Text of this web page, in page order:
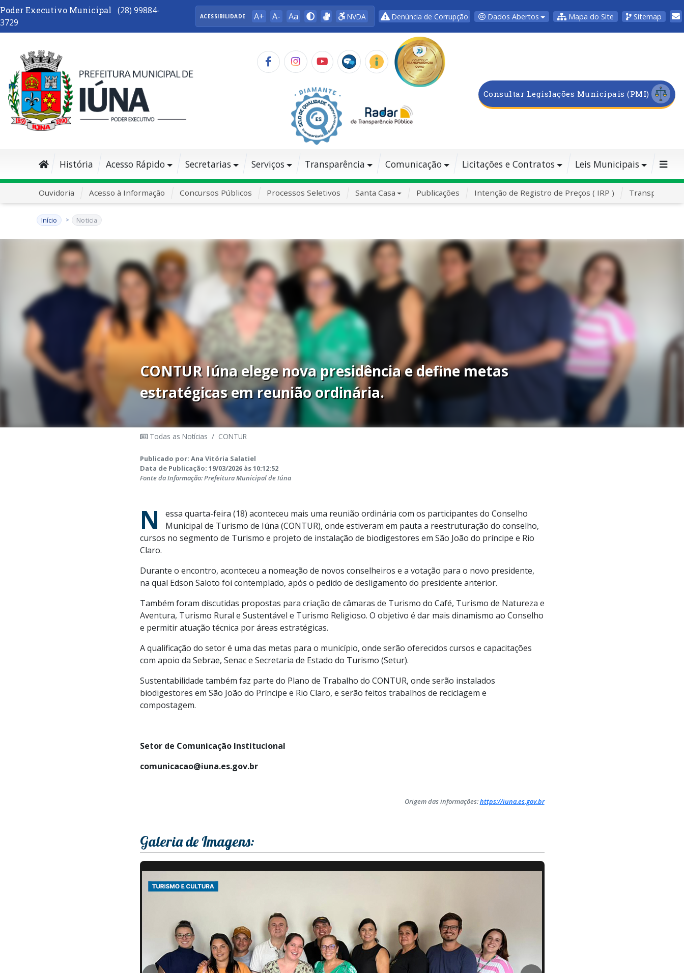
Poder Executivo Municipal
(28) 99884-
3729
ACESSIBILIDADE A+ A- Aa NVDA Denúncia de Corrupção Dados Abertos Mapa do Site Sitemap
Consultar Legislações Municipais (PMI)
História Acesso Rápido Secretarias Serviços Transparência Comunicação Licitações e Contratos Leis Municipais
Ouvidoria Acesso à Informação Concursos Públicos Processos Seletivos Santa Casa Publicações Intenção de Registro de Preços ( IRP ) Transporte
Início Noticia
CONTUR Iúna elege nova presidência e define metas
estratégicas em reunião ordinária.
Todas as Notícias / CONTUR
Publicado por: Ana Vitória Salatiel
Data de Publicação: 19/03/2026 às 10:12:52
Fonte da Informação: Prefeitura Municipal de Iúna
N
essa quarta-feira (18) aconteceu mais uma reunião ordinária com os participantes do Conselho
Municipal de Turismo de Iúna (CONTUR), onde estiveram em pauta a reestruturação do conselho,
cursos no segmento de Turismo e projeto de instalação de biodigestores em São João do príncipe e Rio
Claro.
Durante o encontro, aconteceu a nomeação de novos conselheiros e a votação para o novo presidente,
na qual Edson Saloto foi contemplado, após o pedido de desligamento do presidente anterior.
Também foram discutidas propostas para criação de câmaras de Turismo do Café, Turismo de Natureza e
Aventura, Turismo Rural e Sustentável e Turismo Religioso. O objetivo é dar mais dinamismo ao Conselho
e permitir atuação técnica por áreas estratégicas.
A qualificação do setor é uma das metas para o município, onde serão oferecidos cursos e capacitações
com apoio da Sebrae, Senac e Secretaria de Estado do Turismo (Setur).
Sustentabilidade também faz parte do Plano de Trabalho do CONTUR, onde serão instalados
biodigestores em São João do Príncipe e Rio Claro, e serão feitos trabalhos de reciclagem e
compostagem.
Setor de Comunicação Institucional
comunicacao@iuna.es.gov.br
Origem das informações:https://iuna.es.gov.br
Galeria de Imagens: